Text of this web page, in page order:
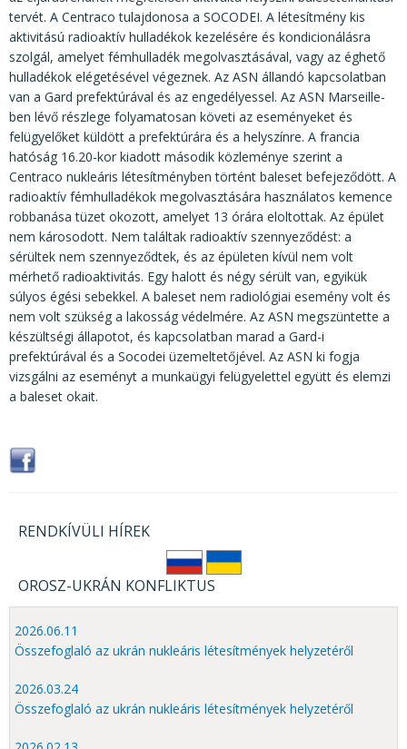
tervét. A Centraco tulajdonosa a SOCODEI. A létesítmény kis
aktivitású radioaktív hulladékok kezelésére és kondicionálásra
szolgál, amelyet fémhulladék megolvasztásával, vagy az éghető
hulladékok elégetésével végeznek. Az ASN állandó kapcsolatban
van a Gard prefektúrával és az engedélyessel. Az ASN Marseille-
ben lévő részlege folyamatosan követi az eseményeket és
felügyelőket küldött a prefektúrára és a helyszínre. A francia
hatóság 16.20-kor kiadott második közleménye szerint a
Centraco nukleáris létesítményben történt baleset befejeződött. A
radioaktív fémhulladékok megolvasztására használatos kemence
robbanása tüzet okozott, amelyet 13 órára eloltottak. Az épület
nem károsodott. Nem találtak radioaktív szennyeződést: a
sérültek nem szennyeződtek, és az épületen kívül nem volt
mérhető radioaktivitás. Egy halott és négy sérült van, egyikük
súlyos égési sebekkel. A baleset nem radiológiai esemény volt és
nem volt szükség a lakosság védelmére. Az ASN megszüntette a
készültségi állapotot, és kapcsolatban marad a Gard-i
prefektúrával és a Socodei üzemeltetőjével. Az ASN ki fogja
vizsgálni az eseményt a munkaügyi felügyelettel együtt és elemzi
a baleset okait.
RENDKÍVÜLI HÍREK
OROSZ-UKRÁN KONFLIKTUS
2026.06.11
Összefoglaló az ukrán nukleáris létesítmények helyzetéről
2026.03.24
Összefoglaló az ukrán nukleáris létesítmények helyzetéről